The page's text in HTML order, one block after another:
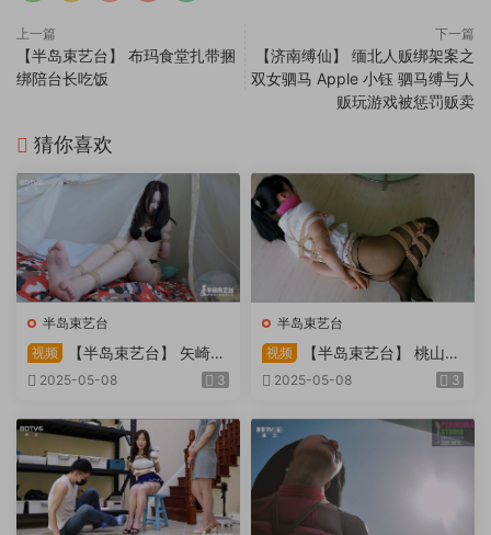
上一篇
【半岛束艺台】 布玛食堂扎带捆
绑陪台长吃饭
下一篇
【济南缚仙】 缅北人贩绑架案之
双女驷马 Apple 小钰 驷马缚与人
贩玩游戏被惩罚贩卖
猜你喜欢
半岛束艺台
视频
【半岛束艺台】 矢崎
物业为您服务
2025-05-08 3
半岛束艺台
视频
【半岛束艺台】 桃山漫
画改编03 团缚美女超刺激玩
2025-05-08 3